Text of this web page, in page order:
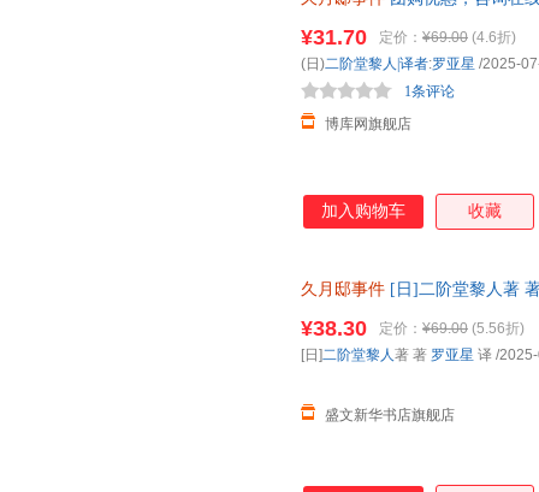
¥31.70 定价： ¥69.00 (4.6折)
博库网旗舰店
1条评论
(日)二阶堂黎人|译者:罗亚星 /2025-
加入购物车 收藏
久月邸事件 [日]二阶堂黎人著
¥38.30 定价： ¥69.00 (5.56折)
盛文新华书店旗舰店
[日]二阶堂黎人著 著 罗亚星 译 /